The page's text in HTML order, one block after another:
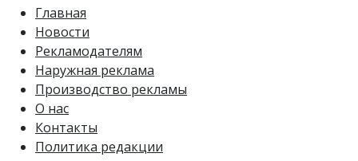
Главная
Новости
Рекламодателям
Наружная реклама
Производство рекламы
О нас
Контакты
Политика редакции